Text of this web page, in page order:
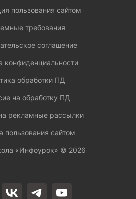
пользования сайтом
требования
соглашение
конфиденциальности
обработки ПД
на обработку ПД
рекламные рассылки
пользования сайтом
«Инфоурок» © 2026